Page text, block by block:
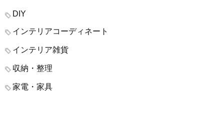
DIY
インテリアコーディネート
インテリア雑貨
収納・整理
家電・家具